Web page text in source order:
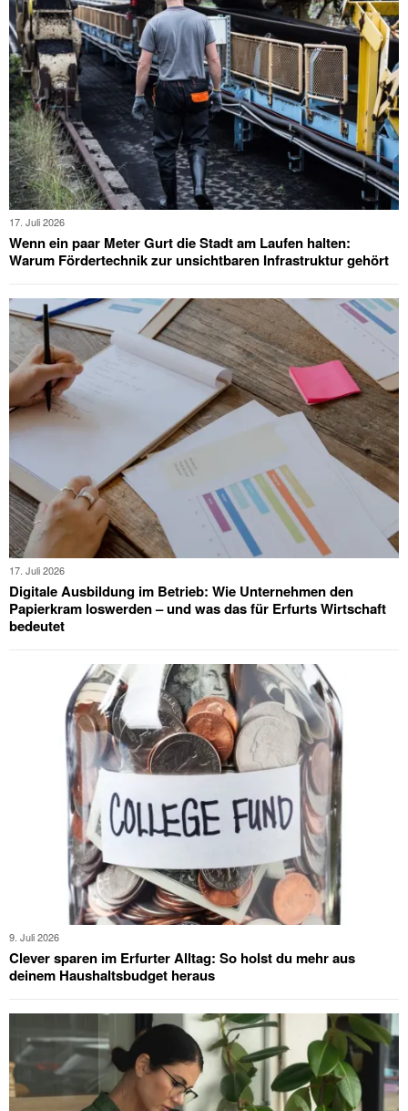
17. Juli 2026
Wenn ein paar Meter Gurt die Stadt am Laufen halten:
Warum Fördertechnik zur unsichtbaren Infrastruktur gehört
17. Juli 2026
Digitale Ausbildung im Betrieb: Wie Unternehmen den
Papierkram loswerden – und was das für Erfurts Wirtschaft
bedeutet
9. Juli 2026
Clever sparen im Erfurter Alltag: So holst du mehr aus
deinem Haushaltsbudget heraus